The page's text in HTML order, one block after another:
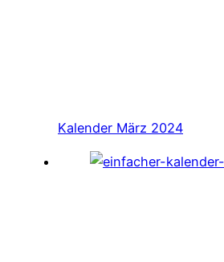
Kalender März 2024